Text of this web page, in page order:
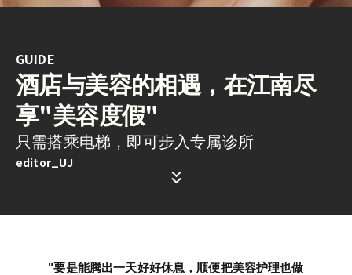
GUIDE
酒店与美容的相遇，在江南尽
享"美容度假"
只需搭乘电梯，即可步入专属诊所
editor_UJ
"要是能腾出一天好好休息，顺便把美容护理也做